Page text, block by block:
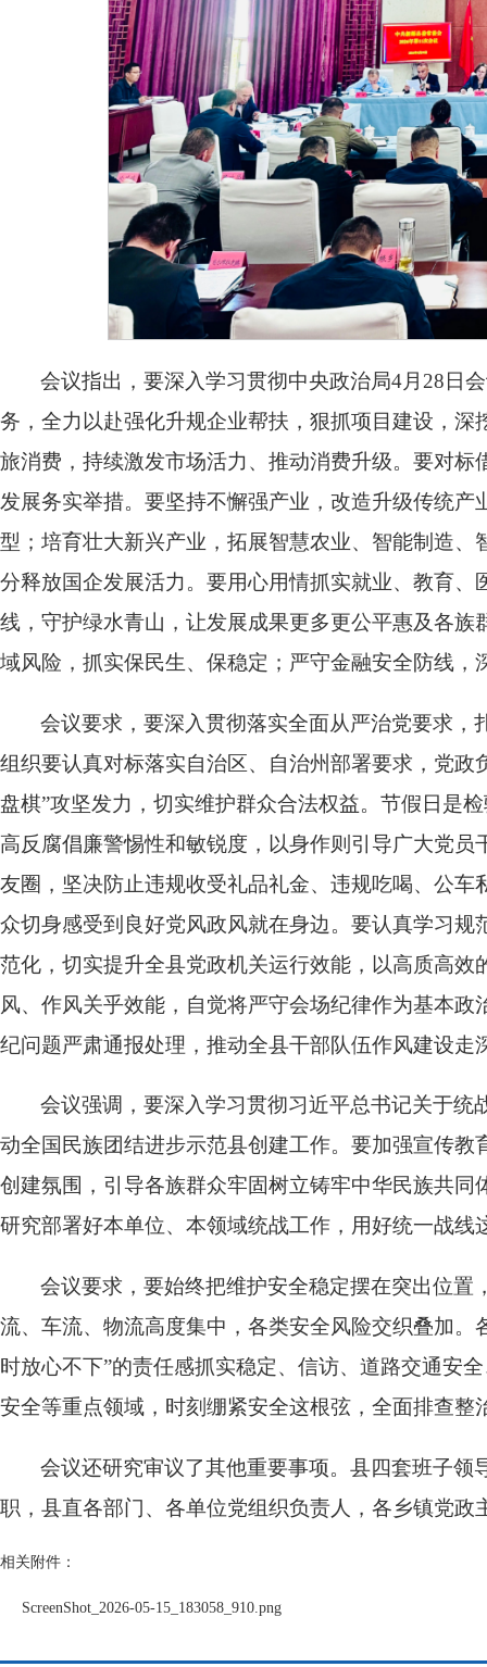
会议指出，要深入学习贯彻中央政治局4月28日
务，全力以赴强化升规企业帮扶，狠抓项目建设，
旅消费，持续激发市场活力、推动消费升级。要对
发展务实举措。要坚持不懈强产业，改造升级传统
型；培育壮大新兴产业，拓展智慧农业、智能制造
分释放国企发展活力。要用心用情抓实就业、教育
线，守护绿水青山，让发展成果更多更公平惠及各
域风险，抓实保民生、保稳定；严守金融安全防线
会议要求，要深入贯彻落实全面从严治党要求
组织要认真对标落实自治区、自治州部署要求，党
盘棋”攻坚发力，切实维护群众合法权益。节假日是
高反腐倡廉警惕性和敏锐度，以身作则引导广大党员
友圈，坚决防止违规收受礼品礼金、违规吃喝、公
众切身感受到良好党风政风就在身边。要认真学习
范化，切实提升全县党政机关运行效能，以高质高
风、作风关乎效能，自觉将严守会场纪律作为基本
纪问题严肃通报处理，推动全县干部队伍作风建设走
会议强调，要深入学习贯彻习近平总书记关于
动全国民族团结进步示范县创建工作。要加强宣传
创建氛围，引导各族群众牢固树立铸牢中华民族共
研究部署好本单位、本领域统战工作，用好统一战
会议要求，要始终把维护安全稳定摆在突出位置
流、车流、物流高度集中，各类安全风险交织叠加
时放心不下”的责任感抓实稳定、信访、道路交通安
安全等重点领域，时刻绷紧安全这根弦，全面排查
会议还研究审议了其他重要事项。县四套班子
职，县直各部门、各单位党组织负责人，各乡镇党政
相关附件：
ScreenShot_2026-05-15_183058_910.png